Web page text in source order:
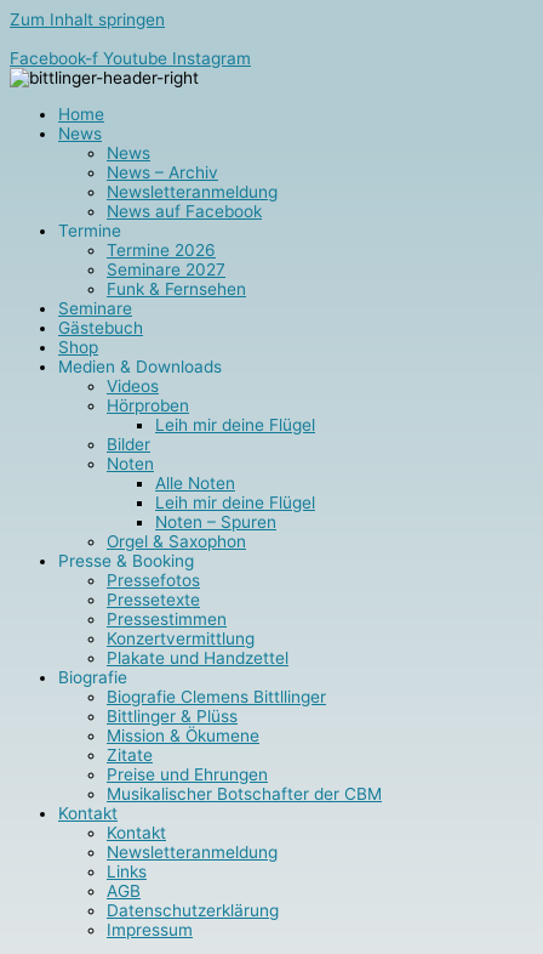
Zum Inhalt springen
Facebook-f Youtube Instagram
Home
News
News
News – Archiv
Newsletteranmeldung
News auf Facebook
Termine
Termine 2026
Seminare 2027
Funk & Fernsehen
Seminare
Gästebuch
Shop
Medien & Downloads
Videos
Hörproben
Leih mir deine Flügel
Bilder
Noten
Alle Noten
Leih mir deine Flügel
Noten – Spuren
Orgel & Saxophon
Presse & Booking
Pressefotos
Pressetexte
Pressestimmen
Konzertvermittlung
Plakate und Handzettel
Biografie
Biografie Clemens Bittllinger
Bittlinger & Plüss
Mission & Ökumene
Zitate
Preise und Ehrungen
Musikalischer Botschafter der CBM
Kontakt
Kontakt
Newsletteranmeldung
Links
AGB
Datenschutzerklärung
Impressum